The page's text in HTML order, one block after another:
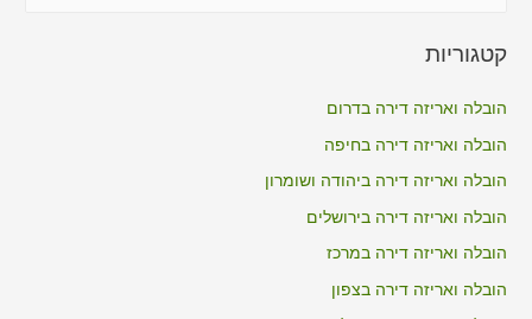
r
o
r
:
קטגוריות
הובלה ואריזה דירה בדרום
הובלה ואריזה דירה בחיפה
הובלה ואריזה דירה ביהודה ושומרון
הובלה ואריזה דירה בירושלים
הובלה ואריזה דירה במרכז
הובלה ואריזה דירה בצפון